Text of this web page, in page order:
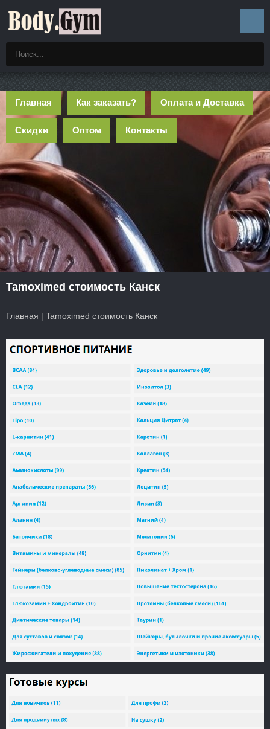
Главная Как заказать? Оплата и Доставка
Скидки Оптом Контакты
Tamoximed стоимость Канск
Главная | Tamoximed стоимость Канск